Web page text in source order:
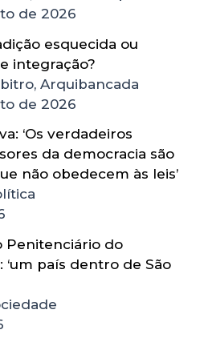
de 2026
esquecida ou
integração?
Arquibancada
de 2026
‘Os verdadeiros
da democracia são
não obedecem às leis’
Penitenciário do
‘um país dentro de São